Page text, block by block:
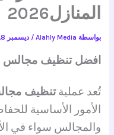
المنازل2026
بواسطة Alahly Media
/ديسمبر 8, 2025
افضل تنظيف مجالس
تُعد عمليةتنظيف
الأمور الأساسية
والمجالس سواء في